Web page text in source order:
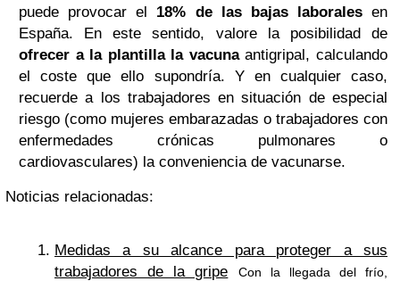
puede provocar el 18% de las bajas laborales en
España. En este sentido, valore la posibilidad de
ofrecer a la plantilla la vacunaantigripal, calculando
el coste que ello supondría. Y en cualquier caso,
recuerde a los trabajadores en situación de especial
riesgo (como mujeres embarazadas o trabajadores con
enfermedades crónicas pulmonares o
cardiovasculares) la conveniencia de vacunarse.
Noticias relacionadas:
Medidas a su alcance para proteger a sus
trabajadores de la gripe
Con la llegada del frío,